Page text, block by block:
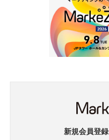
新規会員登録